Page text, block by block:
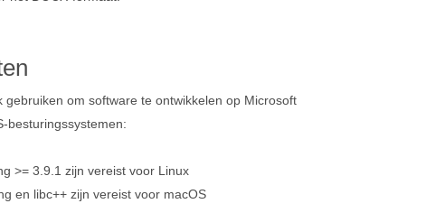
gebruiken om software te ontwikkelen op Microsoft
besturingssystemen:
>= 3.9.1 zijn vereist voor Linux
en libc++ zijn vereist voor macOS